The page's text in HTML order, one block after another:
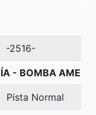
-2516-
- BOMBA
Pista Normal